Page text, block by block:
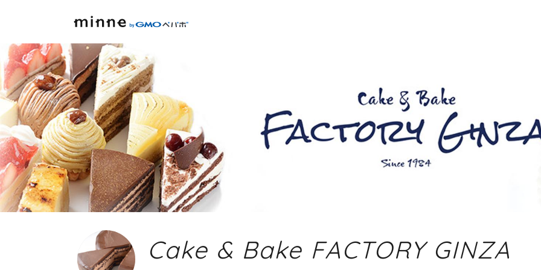
Cake & Bake FACTORY GINZA